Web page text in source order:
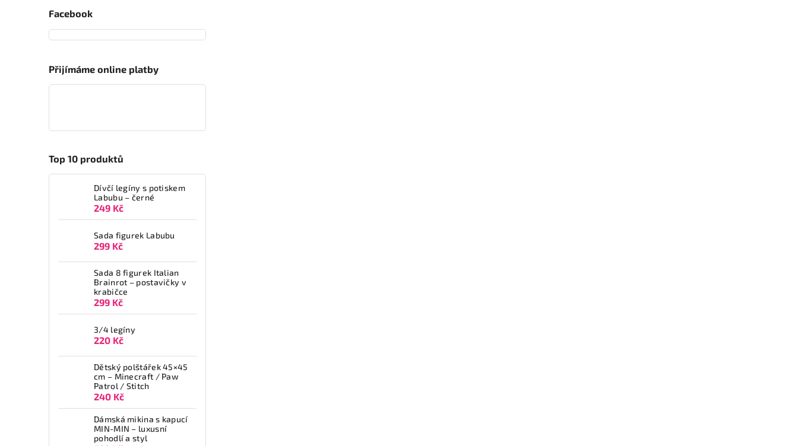
Facebook
Přijímáme online platby
Top 10 produktů
Dívčí legíny s potiskem
Labubu – černé
249 Kč
Sada figurek Labubu
299 Kč
Sada 8 figurek Italian
Brainrot – postavičky v
krabičce
299 Kč
3/4 legíny
220 Kč
Dětský polštářek 45×45
cm – Minecraft / Paw
Patrol / Stitch
240 Kč
Dámská mikina s kapucí
MIN-MIN – luxusní
pohodlí a styl